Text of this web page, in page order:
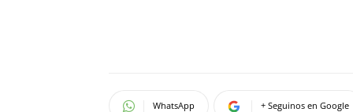
WhatsApp + Seguinos en Google